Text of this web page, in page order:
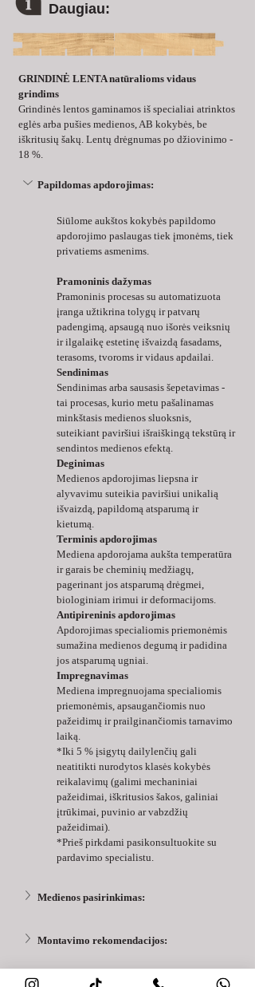
Daugiau:
GRINDINĖ LENTA natūralioms vidaus
grindims
Grindinės lentos gaminamos iš specialiai atrinktos
eglės arba pušies medienos, AB kokybės, be
iškritusių šakų. Lentų drėgnumas po džiovinimo -
18 %.
Papildomas apdorojimas:
Siūlome aukštos kokybės papildomo
apdorojimo paslaugas tiek įmonėms, tiek
privatiems asmenims.
Pramoninis dažymas
Pramoninis procesas su automatizuota
įranga užtikrina tolygų ir patvarų
padengimą, apsaugą nuo išorės veiksnių
ir ilgalaikę estetinę išvaizdą fasadams,
terasoms, tvoroms ir vidaus apdailai.
Sendinimas
Sendinimas arba sausasis šepetavimas -
tai procesas, kurio metu pašalinamas
minkštasis medienos sluoksnis,
suteikiant paviršiui išraiškingą tekstūrą ir
sendintos medienos efektą.
Deginimas
Medienos apdorojimas liepsna ir
alyvavimu suteikia paviršiui unikalią
išvaizdą, papildomą atsparumą ir
kietumą.
Terminis apdorojimas
Mediena apdorojama aukšta temperatūra
ir garais be cheminių medžiagų,
pagerinant jos atsparumą drėgmei,
biologiniam irimui ir deformacijoms.
Antipireninis apdorojimas
Apdorojimas specialiomis priemonėmis
sumažina medienos degumą ir padidina
jos atsparumą ugniai.
Impregnavimas
Mediena impregnuojama specialiomis
priemonėmis, apsaugančiomis nuo
pažeidimų ir prailginančiomis tarnavimo
laiką.
*Iki 5 % įsigytų dailylenčių gali
neatitikti nurodytos klasės kokybės
reikalavimų (galimi mechaniniai
pažeidimai, iškritusios šakos, galiniai
įtrūkimai, puvinio ar vabzdžių
pažeidimai).
*Prieš pirkdami pasikonsultuokite su
pardavimo specialistu.
Medienos pasirinkimas:
Montavimo rekomendacijos:
AB klasės medžiaga: